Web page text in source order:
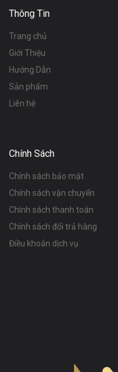
Thông Tin
Trang chủ
Giới Thiệu
Hướng Dẫn
Sản phẩm
Liên hệ
Chính Sách
Chính sách bảo mật
Chính sách vận chuyển
Chính sách thanh toán
Chính sách đổi trả hàng
Điều khoản dịch vụ